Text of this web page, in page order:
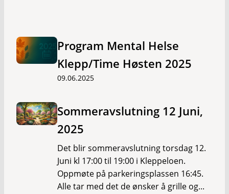
Program Mental Helse
Klepp/Time Høsten 2025
09.06.2025
Sommeravslutning 12 Juni,
2025
Det blir sommeravslutning torsdag 12.
Juni kl 17:00 til 19:00 i Kleppeloen.
Oppmøte på parkeringsplassen 16:45.
Alle tar med det de ønsker å grille og...